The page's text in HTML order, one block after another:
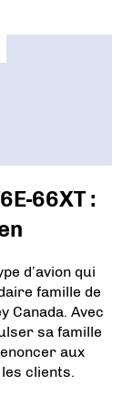
66XT :
d’avion qui
famille de
Canada. Avec
sa famille
aux
clients.